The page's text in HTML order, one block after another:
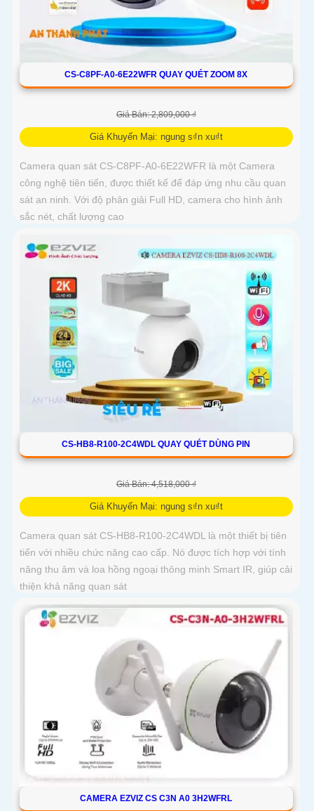
CS-C8PF-A0-6E22WFR QUAY QUÉT ZOOM 8X
Giá Bán: 2,809,000 ₫
Giá Khuyến Mại: ngung s₫n xu₫t
Camera quan sát CS-C8PF-A0-6E22WFR là một Camera
công nghệ tiên tiến, được thiết kế để đáp ứng nhu cầu quan
sát an ninh. Với độ phân giải Full HD, camera cho hình ảnh
sắc nét, chất lượng cao
CS-HB8-R100-2C4WDL QUAY QUÉT DÙNG PIN
Giá Bán: 4,518,000 ₫
Giá Khuyến Mại: ngung s₫n xu₫t
Camera quan sát CS-HB8-R100-2C4WDL là một thiết bị tiên
tiến với nhiều chức năng cao cấp. Nó được tích hợp với tính
năng thu âm và loa hồng ngoại thông minh Smart IR, giúp cải
thiện khả năng quan sát
CAMERA EZVIZ CS C3N A0 3H2WFRL